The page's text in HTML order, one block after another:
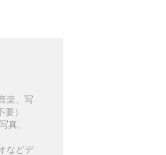
楽、写
）
真、
などデ